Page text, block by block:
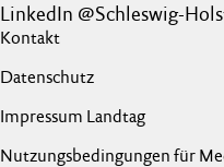
LinkedIn @Schleswig-
Kontakt
Datenschutz
Impressum Landtag
Nutzungsbedingungen für